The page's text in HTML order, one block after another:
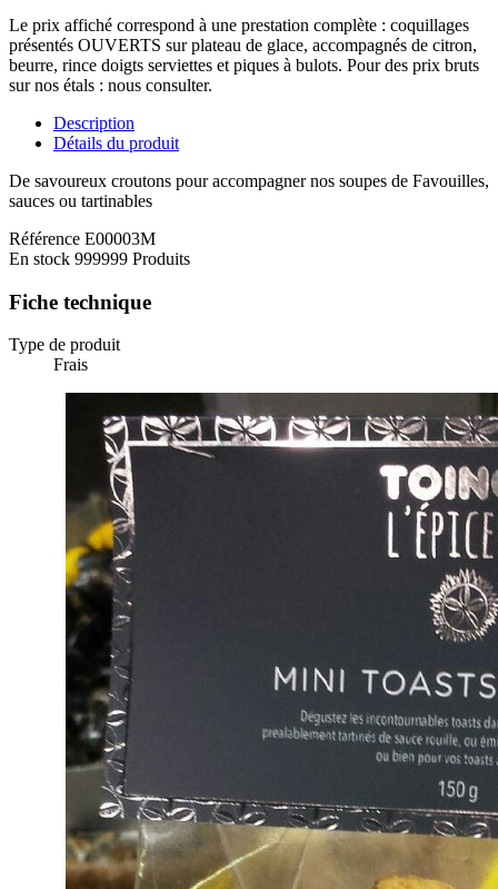
Le prix affiché correspond à une prestation complète : coquillages
présentés OUVERTS sur plateau de glace, accompagnés de citron,
beurre, rince doigts serviettes et piques à bulots. Pour des prix bruts
sur nos étals : nous consulter.
Description
Détails du produit
De savoureux croutons pour accompagner nos soupes de Favouilles,
sauces ou tartinables
Référence E00003M
En stock 999999 Produits
Fiche technique
Type de produit
Frais